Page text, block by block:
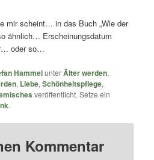
mir scheint… in das Buch „Wie der
ähnlich… Erscheinungsdatum
oder so…
HammelunterÄlter werden,
, Liebe,Schönheitspflege,
veröffentlicht. Setze ein
.
Kommentar